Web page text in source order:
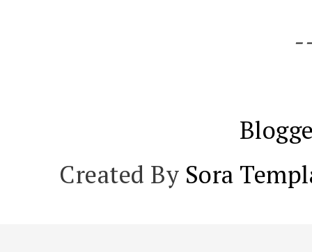
Created By Sora